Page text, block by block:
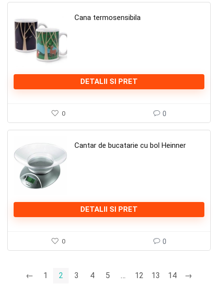
Cana termosensibila
DETALII SI PRET
0 0
Cantar de bucatarie cu bol Heinner
DETALII SI PRET
0 0
← 1 2 3 4 5 … 12 13 14 →